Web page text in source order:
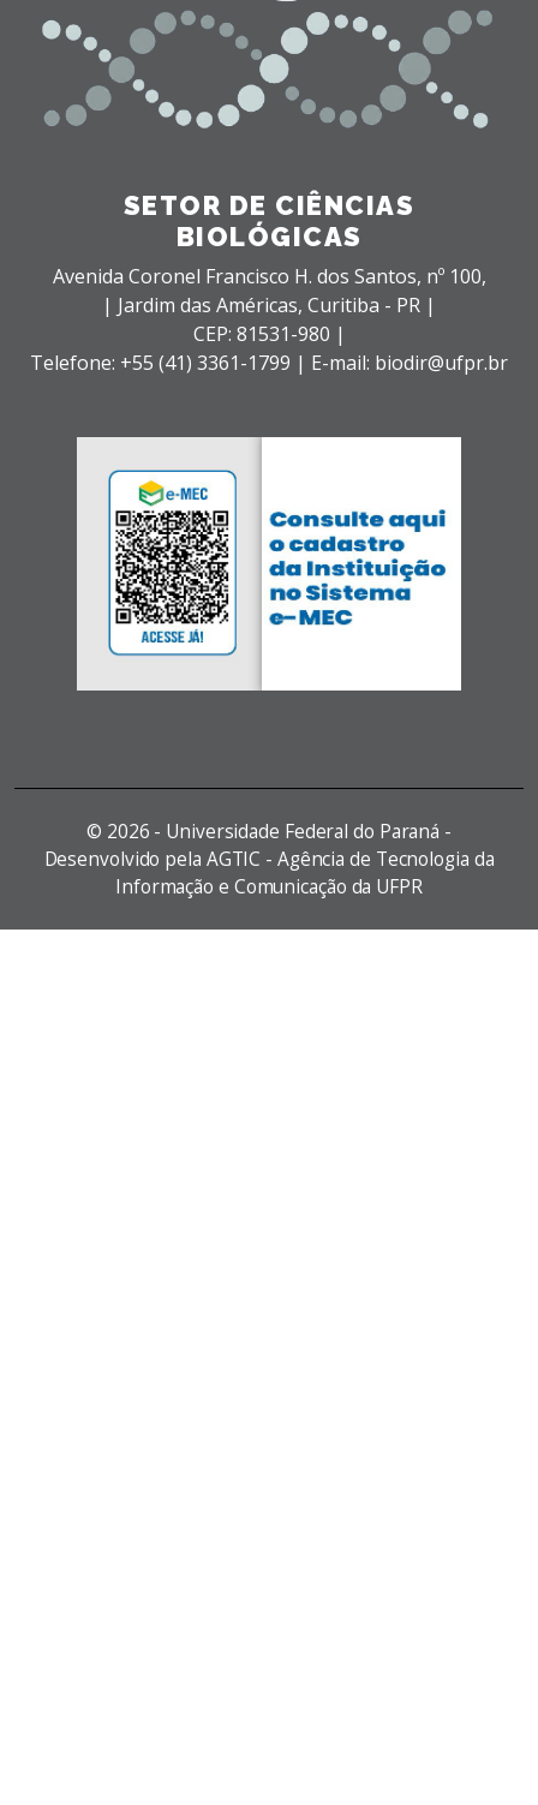
SETOR DE CIÊNCIAS
BIOLÓGICAS
Avenida Coronel Francisco H. dos Santos, nº 100,
| Jardim das Américas, Curitiba - PR |
CEP: 81531-980 |
Telefone: +55 (41) 3361-1799 | E-mail: biodir@ufpr.br
© 2026 - Universidade Federal do Paraná -
Desenvolvido pela AGTIC - Agência de Tecnologia da
Informação e Comunicação da UFPR